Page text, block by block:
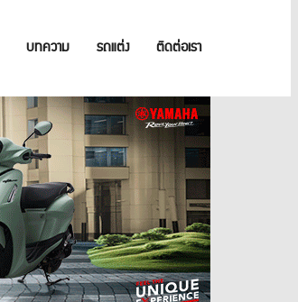
บทความ รถแต่ง ติดต่อเรา